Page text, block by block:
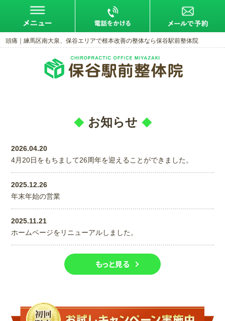
頭痛｜練馬区南大泉、保谷エリアで根本改善の整体なら保谷駅前整体院
お知らせ
2026.04.20
4月20日をもちまして26周年を迎えることができました。
2025.12.26
年末年始の営業
2025.11.21
ホームページをリニューアルしました。
もっと見る